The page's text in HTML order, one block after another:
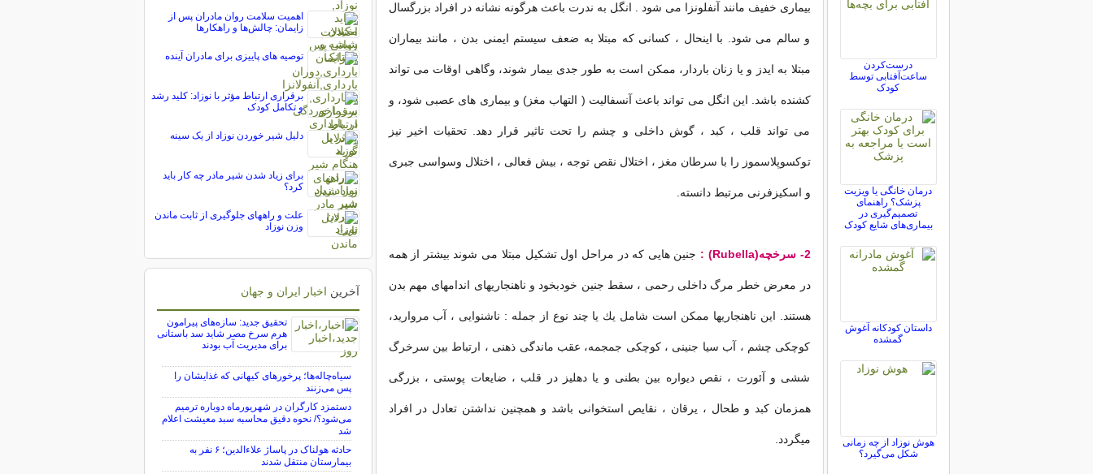
بیماری خفیف مانند آنفلونزا می شود . انگل به ندرت باعث هرگونه نشانه در افراد بزرگسال
و سالم می شود. با اینحال ، كسانی كه مبتلا به ضعف سیستم ایمنی بدن ، مانند بیماران
مبتلا به ایدز و یا زنان باردار، ممكن است به طور جدی بیمار شوند، وگاهی اوقات می تواند
كشنده باشد. این انگل می تواند باعث آنسفالیت ( التهاب مغز) و بیماری های عصبی شود، و
می تواند قلب ، كبد ، گوش داخلی و چشم را تحت تاثیر قرار دهد. تحقیات اخیر نیز
توكسوپلاسموز را با سرطان مغز ، اختلال نقص توجه ، بیش فعالی ، اختلال وسواسی جبری
و اسكیزفرنی مرتبط دانسته.
2- سرخچه(Rubella) : جنین هایی كه در مراحل اول تشكیل مبتلا می شوند بیشتر از همه
در معرض خطر مرگ داخلی رحمی ، سقط جنین خودبخود و ناهنجاریهای اندامهای مهم بدن
هستند. این ناهنجاریها ممكن است شامل یك یا چند نوع از جمله : ناشنوایی ، آب مروارید،
كوچكی چشم ، آب سیا جنینی ، كوچكی جمجمه، عقب ماندگی ذهنی ، ارتباط بین سرخرگ
ششی و آئورت ، نقص دیواره بین بطنی و یا دهلیز در قلب ، ضایعات پوستی ، بزرگی
همزمان كبد و طحال ، یرقان ، نقایص استخوانی باشد و همچنین نداشتن تعادل در افراد
میگردد.
درست‌کردن
ساعت‌آفتابی توسط
کودک
درمان خانگی یا ویزیت
پزشک؟ راهنمای
تصمیم‌گیری در
بیماری‌های شایع کودک
داستان کودکانه آغوش
گمشده
هوش نوزاد از چه زمانی
شکل می‌گیرد؟
اهمیت سلامت روان مادران پس از
زایمان: چالش‌ها و راهکارها
توصیه های پاییزی برای مادران آینده
برقراری ارتباط مؤثر با نوزاد: کلید رشد
و تکامل کودک
دلیل شیر خوردن نوزاد از یک سینه
برای زیاد شدن شیر مادر چه کار باید
کرد؟
علت و راههای جلوگیری از ثابت ماندن
وزن نوزاد
آخرین اخبار ایران و جهان
تحقیق جدید: سازه‌های پیرامون
هرم سرخ مصر شاید سد باستانی
برای مدیریت آب بودند
سیاه‌چاله‌ها؛ پرخورهای کیهانی که غذایشان را
پس می‌زنند
دستمزد کارگران در شهریورماه دوباره ترمیم
می‌شود؟/ نحوه دقیق محاسبه سبد معیشت اعلام
شد
حادثه هولناک در پاساژ علاءالدین؛ ۶ نفر به
بیمارستان منتقل شدند